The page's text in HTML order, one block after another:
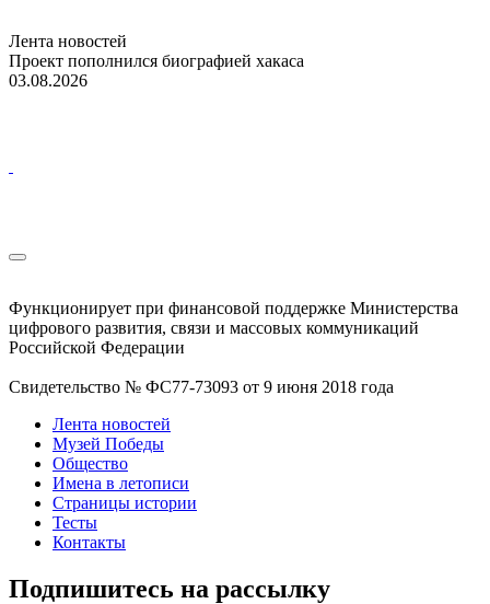
Лента новостей
Проект пополнился биографией хакаса
03.08.2026
Функционирует при финансовой поддержке Министерства
цифрового развития, связи и массовых коммуникаций
Российской Федерации
Свидетельство № ФС77-73093 от 9 июня 2018 года
Лента новостей
Музей Победы
Общество
Имена в летописи
Страницы истории
Тесты
Контакты
Подпишитесь на рассылку